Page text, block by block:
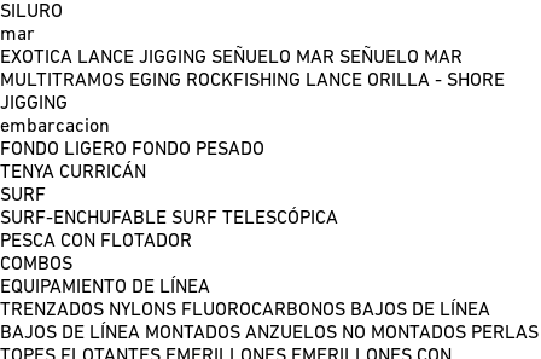
SILURO
mar
EXOTICA LANCE JIGGING SEÑUELO MAR SEÑUELO MAR
MULTITRAMOS EGING ROCKFISHING LANCE ORILLA - SHORE
JIGGING
embarcacion
FONDO LIGERO FONDO PESADO
TENYA CURRICÁN
SURF
SURF-ENCHUFABLE SURF TELESCÓPICA
PESCA CON FLOTADOR
COMBOS
EQUIPAMIENTO DE LÍNEA
TRENZADOS NYLONS FLUOROCARBONOS BAJOS DE LÍNEA
BAJOS DE LÍNEA MONTADOS ANZUELOS NO MONTADOS PERLAS